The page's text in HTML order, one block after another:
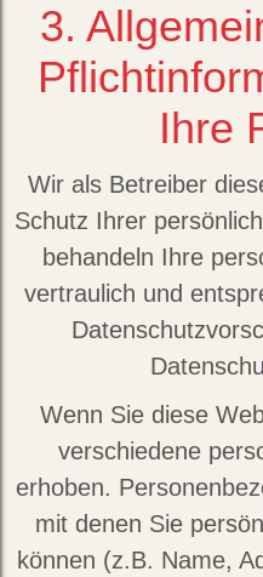
3.
Ihre
Wir als Betreiber
Schutz Ihrer
behandeln Ihre
vertraulich und
Wenn Sie diese
verschiedene
erhoben.
mit denen Sie
können (z.B. Name,